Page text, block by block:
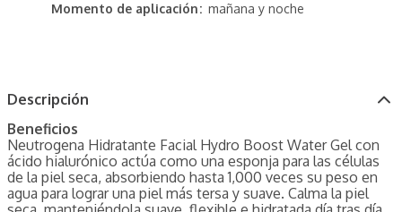
Momento de aplicación mañana y noche
Descripción
Beneficios
Neutrogena Hidratante Facial Hydro Boost Water Gel con
ácido hialurónico actúa como una esponja para las células
de la piel seca, absorbiendo hasta 1,000 veces su peso en
agua para lograr una piel más tersa y suave. Calma la piel